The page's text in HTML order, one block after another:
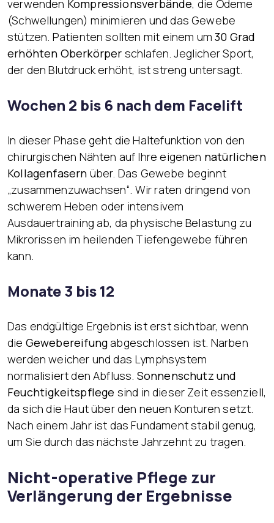
verwenden Kompressionsverbände, die Ödeme
(Schwellungen) minimieren und das Gewebe
stützen. Patienten sollten mit einem um30 Grad
erhöhten Oberkörper schlafen. Jeglicher Sport,
der den Blutdruck erhöht, ist streng untersagt.
Wochen 2 bis 6 nach dem Facelift
In dieser Phase geht die Haltefunktion von den
chirurgischen Nähten auf Ihre eigenen natürlichen
Kollagenfasern über. Das Gewebe beginnt
„zusammenzuwachsen“. Wir raten dringend von
schwerem Heben oder intensivem
Ausdauertraining ab, da physische Belastung zu
Mikrorissen im heilenden Tiefengewebe führen
kann.
Monate 3 bis 12
Das endgültige Ergebnis ist erst sichtbar, wenn
die Gewebereifungabgeschlossen ist. Narben
werden weicher und das Lymphsystem
normalisiert den Abfluss. Sonnenschutz und
Feuchtigkeitspflege sind in dieser Zeit essenziell,
da sich die Haut über den neuen Konturen setzt.
Nach einem Jahr ist das Fundament stabil genug,
um Sie durch das nächste Jahrzehnt zu tragen.
Nicht-operative Pflege zur
Verlängerung der Ergebnisse